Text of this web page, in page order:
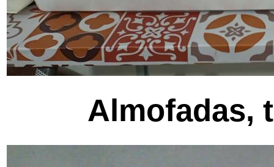
Almofadas,